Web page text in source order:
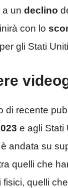
a un declino
con lo
gli Stati
di recente
e agli Stati
è andata su
quelli che
quelli